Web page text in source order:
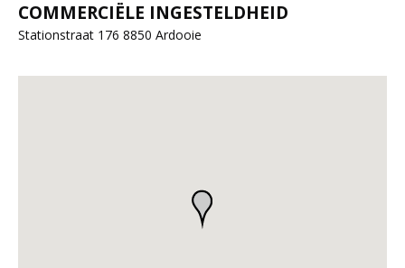
COMMERCIËLE INGESTELDHEID
Stationstraat 176 8850 Ardooie